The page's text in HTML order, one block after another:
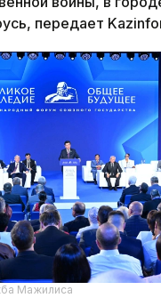
передает
Мажилиса